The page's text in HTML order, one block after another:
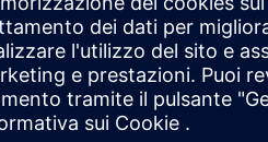
anche in modalità Virtual Classroom.
gli argomenti trattati
conseguire, dopo una prova di